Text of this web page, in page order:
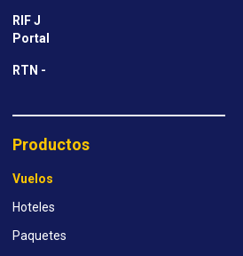
RIF J
Portal
RTN -
Productos
Vuelos
Hoteles
Paquetes